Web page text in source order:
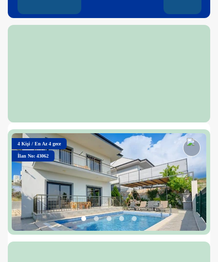
4 Kişi / En Az 4 gece
İlan No: 43062